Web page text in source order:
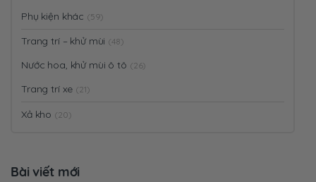
Phụ kiện khác (59)
Trang trí – khử mùi (48)
Nước hoa, khử mùi ô tô (26)
Trang trí xe (21)
Xả kho (20)
Bài viết mới